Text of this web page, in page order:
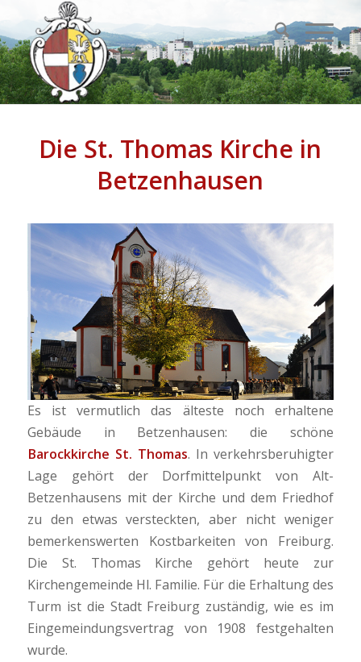
Die St. Thomas Kirche in
Betzenhausen
Es ist vermutlich das älteste noch erhaltene
Gebäude in Betzenhausen: die schöne
Barockkirche St. Thomas. In verkehrsberuhigter
Lage gehört der Dorfmittelpunkt von Alt-
Betzenhausens mit der Kirche und dem Friedhof
zu den etwas versteckten, aber nicht weniger
bemerkenswerten Kostbarkeiten von Freiburg.
Die St. Thomas Kirche gehört heute zur
Kirchengemeinde Hl. Familie. Für die Erhaltung des
Turm ist die Stadt Freiburg zuständig, wie es im
Eingemeindungsvertrag von 1908 festgehalten
wurde.